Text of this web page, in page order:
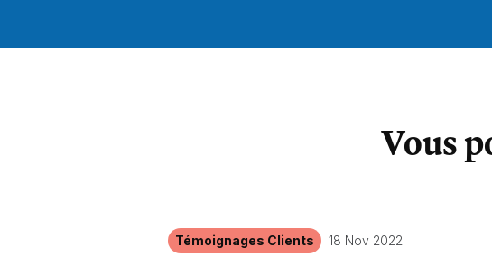
Vous
Témoignages Clients 18 Nov 2022